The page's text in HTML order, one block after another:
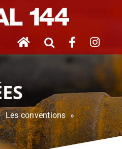
Les conventions »